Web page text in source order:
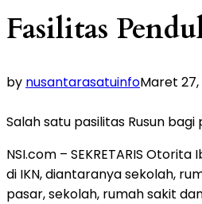
Fasilitas
by nusantarasatuinfoMaret 27,
Salah satu pasilitas Rusun
NSI.com – SEKRETARIS
di IKN, diantaranya sekolah,
pasar, sekolah, rumah sakit